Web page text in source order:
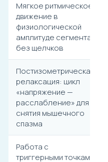
Мягкое ритмическое
движение в
физиологической
амплитуде сегмента,
без щелчков
Постизометрическая
релаксация: цикл
«напряжение —
расслабление» для
снятия мышечного
спазма
Работа с
триггерными точками